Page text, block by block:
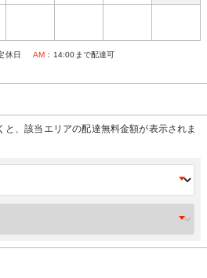
休日 AM ：14:00まで配達可
、該当エリアの配達無料金額が表示されま